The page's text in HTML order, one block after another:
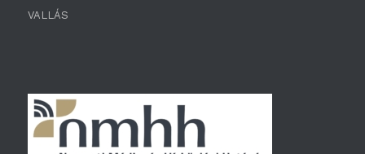
VALLÁS